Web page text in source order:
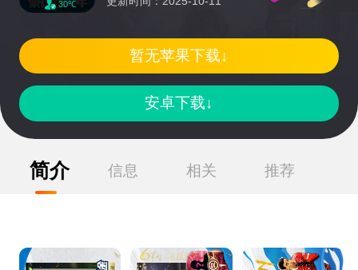
30℃
安卓下载↓
暂无苹果下载↓
简介 信息 相关 推荐